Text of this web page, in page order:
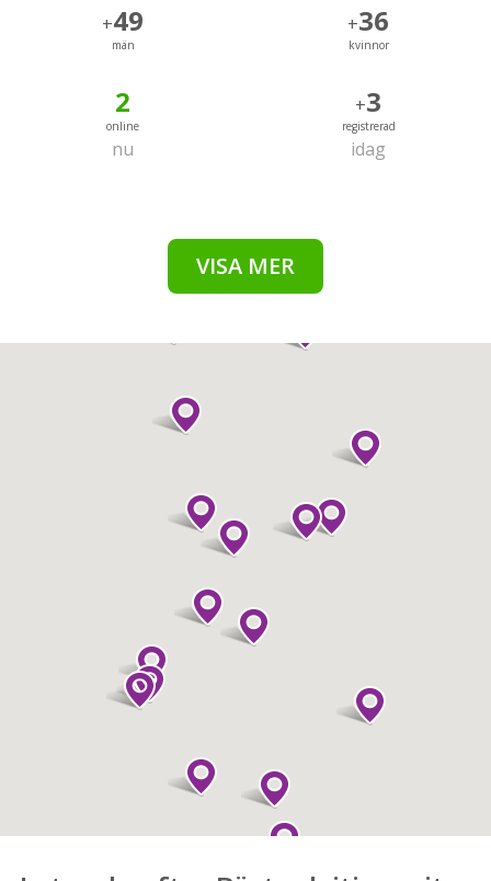
+49
män
+36
kvinnor
2
online
nu
+3
registrerad
idag
VISA MER